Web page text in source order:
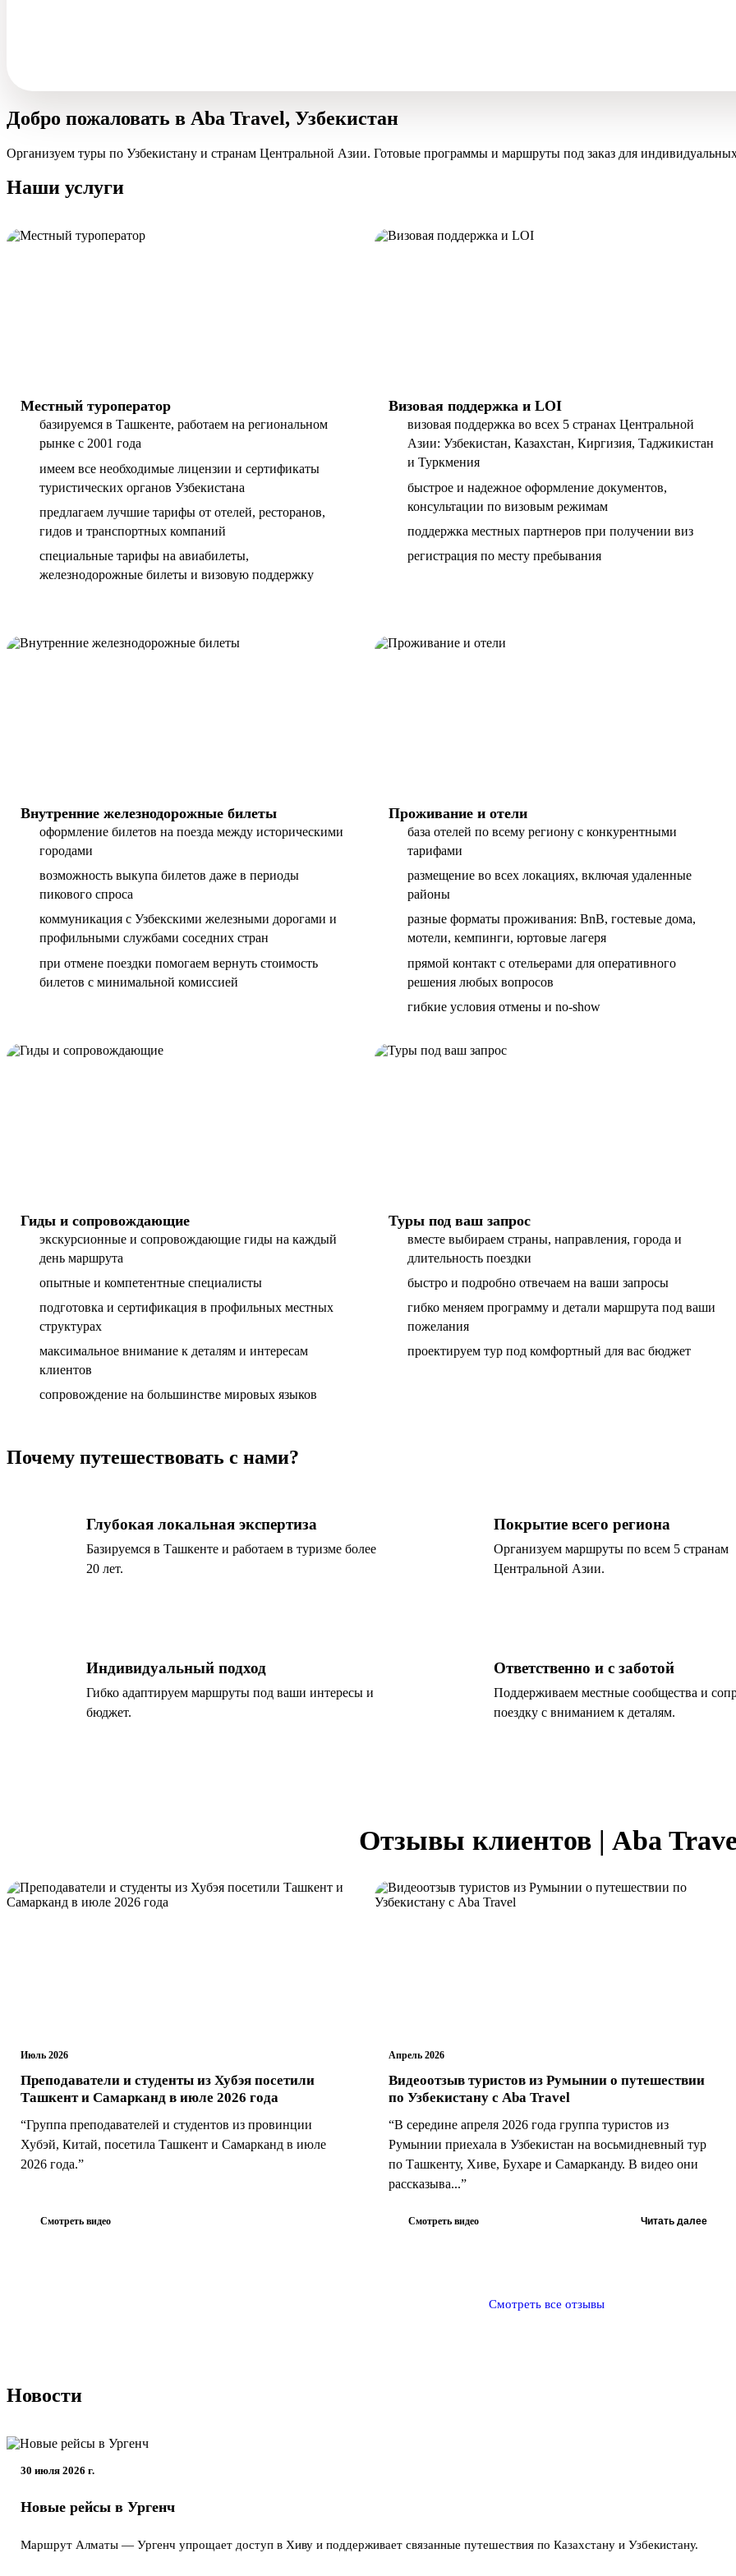
Добро пожаловать в Aba Travel, Узбекистан
Организуем туры по Узбекистану и странам Центральной Азии. Готовые программы и маршруты под заказ для
Наши услуги
Местный туроператор
базируемся в Ташкенте, работаем на региональном
рынке с 2001 года
имеем все необходимые лицензии и сертификаты
туристических органов Узбекистана
предлагаем лучшие тарифы от отелей, ресторанов,
гидов и транспортных компаний
специальные тарифы на авиабилеты,
железнодорожные билеты и визовую поддержку
Визовая поддержка и LOI
визовая поддержка во всех 5 странах Центральной
Азии: Узбекистан, Казахстан, Киргизия, Таджикистан
и Туркмения
быстрое и надежное оформление документов,
консультации по визовым режимам
поддержка местных партнеров при получении виз
регистрация по месту пребывания
Внутренние железнодорожные билеты
оформление билетов на поезда между историческими
городами
возможность выкупа билетов даже в периоды
пикового спроса
коммуникация с Узбекскими железными дорогами и
профильными службами соседних стран
при отмене поездки помогаем вернуть стоимость
билетов с минимальной комиссией
Проживание и отели
база отелей по всему региону с конкурентными
тарифами
размещение во всех локациях, включая удаленные
районы
разные форматы проживания: BnB, гостевые дома,
мотели, кемпинги, юртовые лагеря
прямой контакт с отельерами для оперативного
решения любых вопросов
гибкие условия отмены и no-show
Гиды и сопровождающие
экскурсионные и сопровождающие гиды на каждый
день маршрута
опытные и компетентные специалисты
подготовка и сертификация в профильных местных
структурах
максимальное внимание к деталям и интересам
клиентов
сопровождение на большинстве мировых языков
Туры под ваш запрос
вместе выбираем страны, направления, города и
длительность поездки
быстро и подробно отвечаем на ваши запросы
гибко меняем программу и детали маршрута под ваши
пожелания
проектируем тур под комфортный для вас бюджет
Почему путешествовать с нами?
Глубокая локальная экспертиза
Базируемся в Ташкенте и работаем в туризме более
20 лет.
Покрытие всего региона
Организуем маршруты по всем 5 странам
Центральной Азии.
Индивидуальный подход
Гибко адаптируем маршруты под ваши интересы и
бюджет.
Ответственно и с заботой
Поддерживаем местные сообщества и
поездку с вниманием к деталям.
Отзывы клиентов | Aba
Июль 2026
Преподаватели и студенты из Хубэя посетили
Ташкент и Самарканд в июле 2026 года
“Группа преподавателей и студентов из провинции
Хубэй, Китай, посетила Ташкент и Самарканд в июле
2026 года.”
Смотреть видео
Апрель 2026
Видеоотзыв туристов из Румынии о путешествии
по Узбекистану с Aba Travel
“В середине апреля 2026 года группа туристов из
Румынии приехала в Узбекистан на восьмидневный тур
по Ташкенту, Хиве, Бухаре и Самарканду. В видео они
рассказыва...”
Смотреть видео Читать далее
Смотреть все отзывы
Новости
30 июля 2026 г.
Новые рейсы в Ургенч
Маршрут Алматы — Ургенч упрощает доступ в Хиву и поддерживает связанные путешествия по Казахстану и Узбекистану.